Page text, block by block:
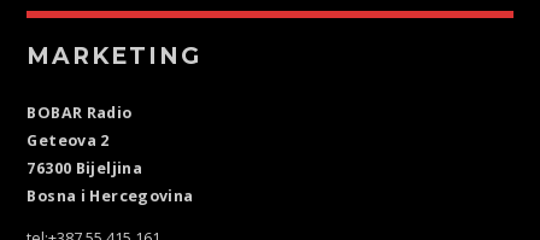
MARKETING
BOBAR Radio
Geteova 2
76300 Bijeljina
Bosna i Hercegovina